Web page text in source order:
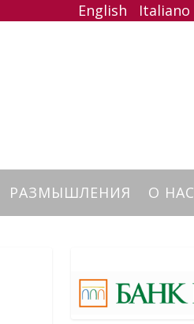
English Italiano
РАЗМЫШЛЕНИЯ О НАС